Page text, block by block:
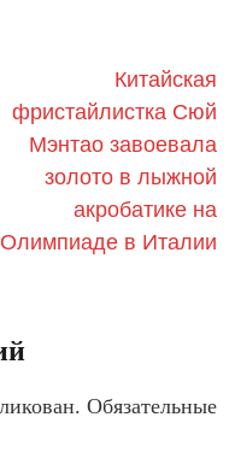
Китайская
фристайлистка Сюй
Мэнтао завоевала
золото в лыжной
акробатике на
Олимпиаде в Италии
Обязательные